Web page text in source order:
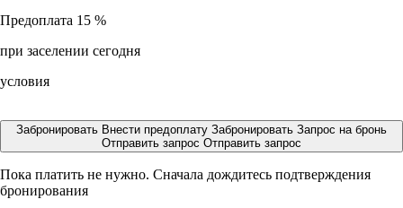
Предоплата 15 %
при заселении сегодня
условия
Забронировать Внести предоплату Забронировать Запрос на бронь
Отправить запрос Отправить запрос
Пока платить не нужно. Сначала дождитесь подтверждения
бронирования